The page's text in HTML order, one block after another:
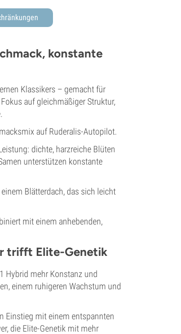
konstante
Klassikers – gemacht für
auf gleichmäßiger Struktur,
auf Ruderalis-Autopilot.
dichte, harzreiche Blüten
unterstützen konstante
Blätterdach, das sich leicht
mit einem anhebenden,
trifft Elite-Genetik
Hybrid mehr Konstanz und
einem ruhigeren Wachstum und
Einstieg mit einem entspannten
die Elite-Genetik mit mehr